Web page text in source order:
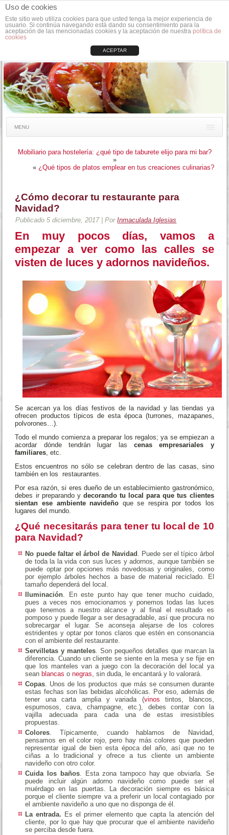
Uso de cookies
Este sitio web utiliza cookies para que usted tenga la mejor experiencia de
usuario. Si continúa navegando está dando su consentimiento para la
aceptación de las mencionadas cookies y la aceptación de nuestra política de
cookies
ACEPTAR
MENU
Mobiliario para hostelería: ¿qué tipo de taburete elijo para mi bar?
»
« ¿Qué tipos de platos emplear en tus creaciones culinarias?
¿Cómo decorar tu restaurante para
Navidad?
Publicado 5 diciembre, 2017|Por Inmaculada Iglesias
En muy pocos días, vamos a
empezar a ver como las calles se
visten de luces y adornos navideños.
Se acercan ya los días festivos de la navidad y las tiendas ya
ofrecen productos típicos de esta época (turrones, mazapanes,
polvorones…).
Todo el mundo comienza a preparar los regalos; ya se empiezan a
acordar dónde tendrán lugar las cenas empresariales y
familiares , etc.
Estos encuentros no sólo se celebran dentro de las casas, sino
también en los restaurantes.
Por esa razón, si eres dueño de un establecimiento gastronómico,
debes ir preparando y decorando tu local para que tus clientes
sientan ese ambiente navideño que se respira por todos los
lugares del mundo.
¿Qué necesitarás para tener tu local de 10
para Navidad?
No puede faltar el árbol de Navidad . Puede ser el típico árbol
de toda la la vida con sus luces y adornos, aunque también se
puede optar por opciones más novedosas y originales, como
por ejemplo árboles hechos a base de material reciclado. El
tamaño dependerá del local.
Iluminación . En este punto hay que tener mucho cuidado,
pues a veces nos emocionamos y ponemos todas las luces
que tenemos a nuestro alcance y al final el resultado es
pomposo y puede llegar a ser desagradable, así que procura no
sobrecargar el lugar. Se aconseja alejarse de los colores
estridentes y optar por tonos claros que estén en consonancia
con el ambiente del restaurante.
Servilletas y manteles . Son pequeños detalles que marcan la
diferencia. Cuando un cliente se siente en la mesa y se fije en
que los manteles van a juego con la decoración del local ya
seanblancas onegras , sin duda, le encantará y lo valorará.
Copas . Unos de los productos que más se consumen durante
estas fechas son las bebidas alcohólicas. Por eso, además de
tener una carta amplia y variada (vinos tintos, blancos,
espumosos, cava, champagne, etc.), debes contar con la
vajilla adecuada para cada una de estas irresistibles
propuestas.
Colores . Típicamente, cuando hablamos de Navidad,
pensamos en el color rojo, pero hay más colores que pueden
representar igual de bien esta época del año, así que no te
ciñas a lo tradicional y ofrece a tus cliente un ambiente
navideño con otro color.
Cuida los baños. Esta zona tampoco hay que obviarla. Se
puede incluir algún adorno navideño como puede ser el
muérdago en las puertas. La decoración siempre es básica
porque el cliente siempre va a preferir un local contagiado por
el ambiente navideño a uno que no disponga de él.
La entrada. Es el primer elemento que capta la atención del
cliente, por lo que hay que procurar que el ambiente navideño
se perciba desde fuera.